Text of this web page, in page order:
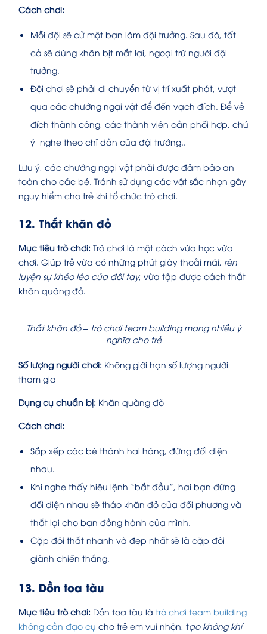
Cách chơi:
Mỗi đội sẽ cử một bạn làm đội trưởng. Sau đó, tất
cả sẽ dùng khăn bịt mắt lại, ngoại trừ người đội
trưởng.
Đội chơi sẽ phải di chuyển từ vị trí xuất phát, vượt
qua các chướng ngại vật để đến vạch đích. Để về
đích thành công, các thành viên cần phối hợp, chú
ý nghe theo chỉ dẫn của đội trưởng..
Lưu ý, các chướng ngại vật phải được đảm bảo an
toàn cho các bé. Tránh sử dụng các vật sắc nhọn gây
nguy hiểm cho trẻ khi tổ chức trò chơi.
12. Thắt khăn đỏ
Mục tiêu trò chơi: Trò chơi là một cách vừa học vừa
chơi. Giúp trẻ vừa có những phút giây thoải mái, rèn
luyện sự khéo léo của đôi tay, vừa tập được cách thắt
khăn quàng đỏ.
Thắt khăn đỏ – trò chơi team building mang nhiều ý
nghĩa cho trẻ
Số lượng người chơi: Không giới hạn số lượng người
tham gia
Dụng cụ chuẩn bị: Khăn quàng đỏ
Cách chơi:
Sắp xếp các bé thành hai hàng, đứng đối diện
nhau.
Khi nghe thấy hiệu lệnh “bắt đầu”, hai bạn đứng
đối diện nhau sẽ tháo khăn đỏ của đối phương và
thắt lại cho bạn đồng hành của mình.
Cặp đôi thắt nhanh và đẹp nhất sẽ là cặp đôi
giành chiến thắng.
13. Dồn toa tàu
Mục tiêu trò chơi: Dồn toa tàu là trò chơi team building
không cần đạo cụ cho trẻ em vui nhộn, tạo không khí